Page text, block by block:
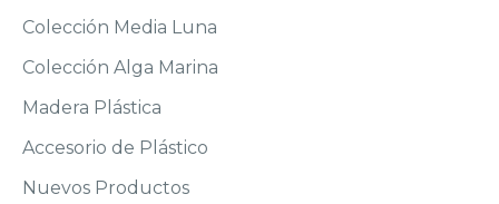
Colección Media Luna
Colección Alga Marina
Madera Plástica
Accesorio de Plástico
Nuevos Productos